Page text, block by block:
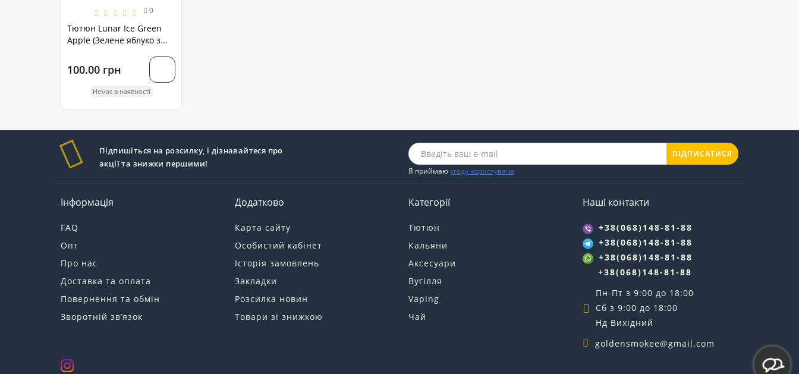
0
Тютюн Lunar Ice Green
Apple (Зелене яблуко з
100.00 грн
Немає в наявності
Підпишіться на розсилку, і дізнавайтеся про
акції та знижки першими!
ПІДПИСАТИСЯ
Я приймаюугоду користувача
Інформація
FAQ
Опт
Про нас
Доставка та оплата
Повернення та обмін
Зворотній зв’язок
Додатково
Карта сайту
Особистий кабінет
Історія замовлень
Закладки
Розсилка новин
Товари зі знижкою
Категорії
Тютюн
Кальяни
Аксесуари
Вугілля
Vaping
Чай
Наші контакти
+38(068)148-81-88
+38(068)148-81-88
+38(068)148-81-88
+38(068)148-81-88
Пн-Пт з 9:00 до 18:00
Сб з 9:00 до 18:00
Нд Вихідний
goldensmokee@gmail.com